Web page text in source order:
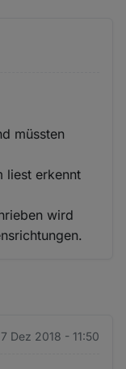
müssten
liest erkennt
wird
Dez 2018 - 11:50